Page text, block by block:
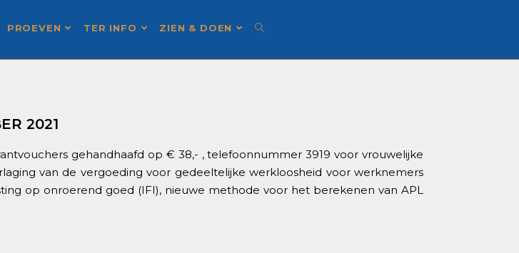
PROEVEN TER INFO ZIEN & DOEN
2021
gehandhaafd op € 38,- , telefoonnummer 3919 voor vrouwelijke
van de vergoeding voor gedeeltelijke werkloosheid voor werknemers
op onroerend goed (IFI), nieuwe methode voor het berekenen van APL